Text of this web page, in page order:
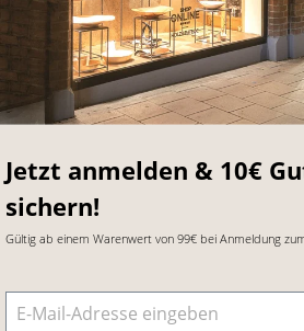
Jetzt anmelden & 10€
sichern!
Gültig ab einem Warenwert von 99€ bei Anmeldung
E-Mail-Adresse